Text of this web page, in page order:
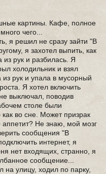
картины. Кафе, полное
чего...
я решил не сразу зайти "В
я захотел выпить, как
из рук и разбилась. Я
холодильник и взял
из рук и упала в мусорный
Я хотел включить
выключал, поводив
столе были
во сне. Может призрак
аппетит? Не знаю, мой мозг
сообщения "В
интернет, я
нет входящих, странно, я
сообщение...
улицу, ходил по парку,